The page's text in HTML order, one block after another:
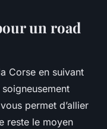
un road
Corse en suivant
permet d’allier
reste le moyen